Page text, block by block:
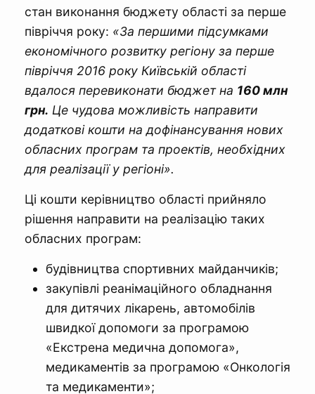
стан виконання бюджету області за перше
півріччя року: «За першими підсумками
економічного розвитку регіону за перше
півріччя 2016 року Київській області
вдалося перевиконати бюджет на 160 млн
грн. Це чудова можливість направити
додаткові кошти на дофінансування нових
обласних програм та проектів, необхідних
для реалізації у регіоні».
Ці кошти керівництво області прийняло
рішення направити на реалізацію таких
обласних програм:
будівництва спортивних майданчиків;
закупівлі реанімаційного обладнання
для дитячих лікарень, автомобілів
швидкої допомоги за програмою
«Екстрена медична допомога»,
медикаментів за програмою «Онкологія
та медикаменти»;